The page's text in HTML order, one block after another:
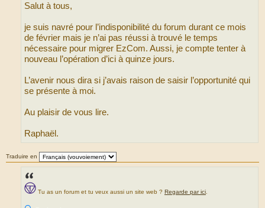
Salut à tous,
je suis navré pour l’indisponibilité du forum durant ce mois
de février mais je n’ai pas réussi à trouvé le temps
nécessaire pour migrer EzCom. Aussi, je compte tenter à
nouveau l’opération d’ici à quinze jours.
L’avenir nous dira si j’avais raison de saisir l’opportunité qui
se présente à moi.
Au plaisir de vous lire.
Raphaël.
Traduire en
Tu as un forum et tu veux aussi un site web ? Regarde par ici